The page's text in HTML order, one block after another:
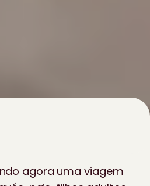
agora uma viagem